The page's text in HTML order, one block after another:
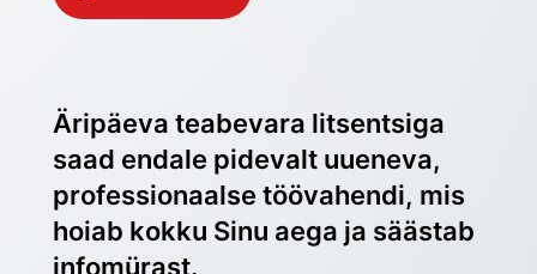
Äripäeva teabevara litsentsiga
saad endale pidevalt uueneva,
professionaalse töövahendi, mis
hoiab kokku Sinu aega ja säästab
infomürast.